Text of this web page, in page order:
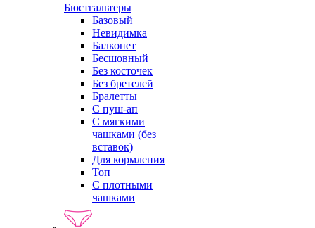
Бюстгальтеры
Базовый
Невидимка
Балконет
Бесшовный
Без косточек
Без бретелей
Бралетты
С пуш-ап
С мягкими
чашками (без
вставок)
Для кормления
Топ
С плотными
чашками